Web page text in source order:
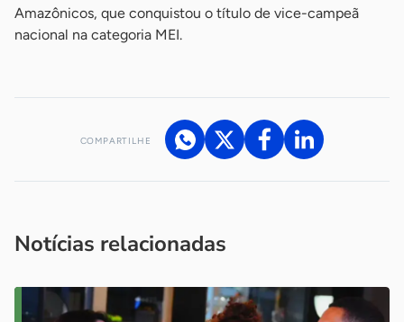
Amazônicos, que conquistou o título de vice-campeã
nacional na categoria MEI.
COMPARTILHE
Notícias relacionadas